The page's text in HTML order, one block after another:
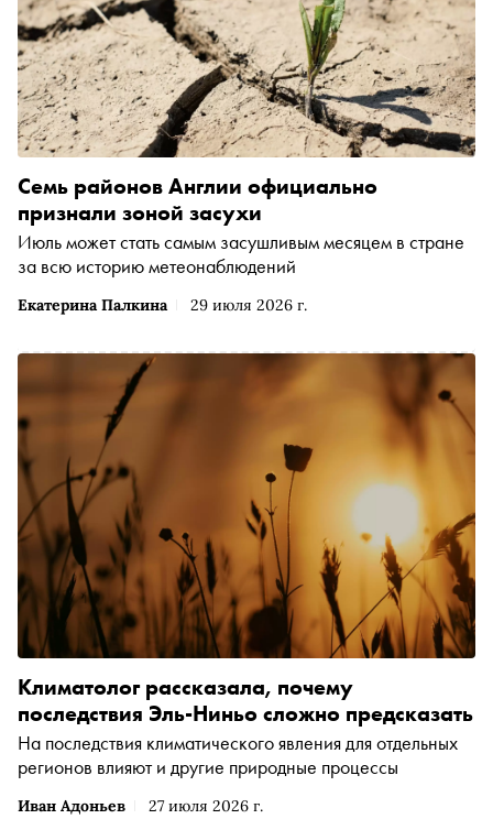
Екатерина Палкина 29 июля 2026 г.
Семь районов Англии официально
признали зоной засухи
Июль может стать самым засушливым месяцем в стране
за всю историю метеонаблюдений
Иван Адоньев 27 июля 2026 г.
Климатолог рассказала, почему
последствия Эль-Ниньо сложно предсказать
На последствия климатического явления для отдельных
регионов влияют и другие природные процессы